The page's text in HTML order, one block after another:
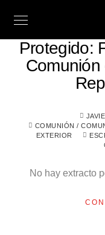
Protegido:
Comunión
COMUNIÓN /
EXTERIOR
No hay extracto